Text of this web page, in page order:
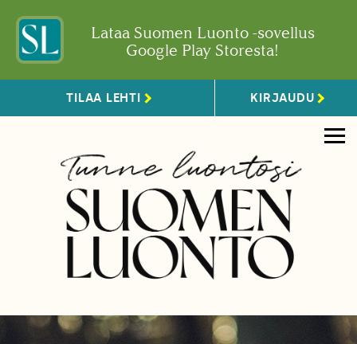
Lataa Suomen Luonto -sovellus
Google Play Storesta!
TILAA LEHTI KIRJAUDU